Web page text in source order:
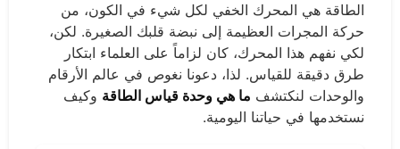
الطاقة هي المحرك الخفي لكل شيء في الكون، من
حركة المجرات العظيمة إلى نبضة قلبك الصغيرة. لكن،
لكي نفهم هذا المحرك، كان لزاماً على العلماء ابتكار
طرق دقيقة للقياس. لذا، دعونا نغوص في عالم الأرقام
والوحدات لنكتشف ما هي وحدة قياس الطاقة وكيف
نستخدمها في حياتنا اليومية.